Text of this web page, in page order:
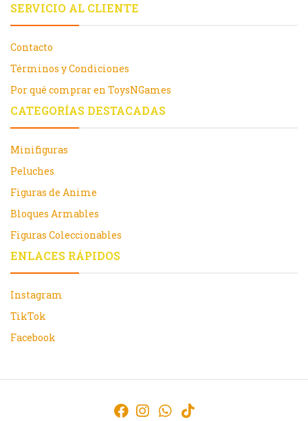
SERVICIO AL CLIENTE
Contacto
Términos y Condiciones
Por qué comprar en ToysNGames
CATEGORÍAS DESTACADAS
Minifiguras
Peluches
Figuras de Anime
Bloques Armables
Figuras Coleccionables
ENLACES RÁPIDOS
Instagram
TikTok
Facebook